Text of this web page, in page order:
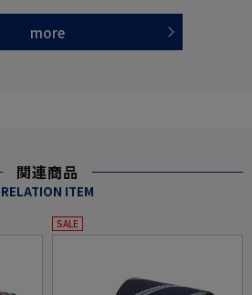
more
関連商品
RELATION ITEM
SALE